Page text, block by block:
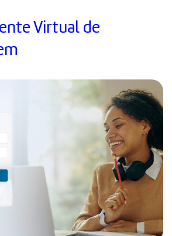
Virtual de